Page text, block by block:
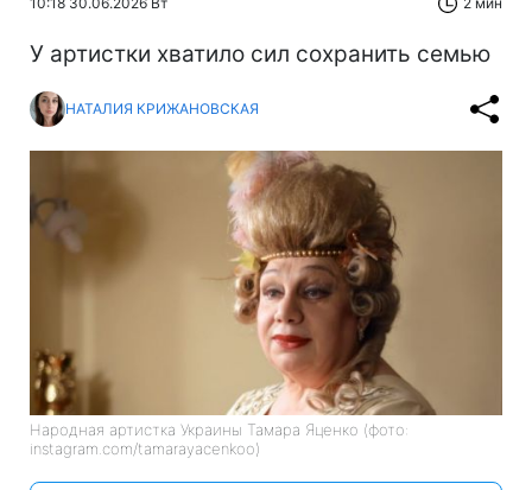
У артистки хватило сил сохранить семью
НАТАЛИЯ КРИЖАНОВСКАЯ
Народная артистка Украины Тамара Яценко (фото:
instagram.com/tamarayacenkoo)